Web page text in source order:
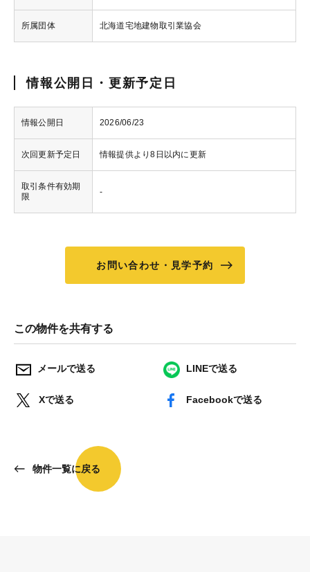
所属団体 北海道宅地建物取引業協会
情報公開日・更新予定日
情報公開日 2026/06/23
次回更新予定日 情報提供より8日以内に更新
取引条件有効期
限
-
お問い合わせ・見学予約
この物件を共有する
メールで送る LINEで送る
Xで送る Facebookで送る
物件一覧に戻る